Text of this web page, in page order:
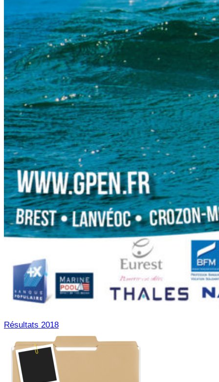
Résultats 2018